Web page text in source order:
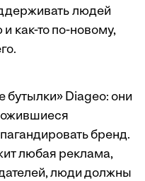
людей
как-то по-новому,
Diageo: они
бренд.
любая реклама,
люди должны